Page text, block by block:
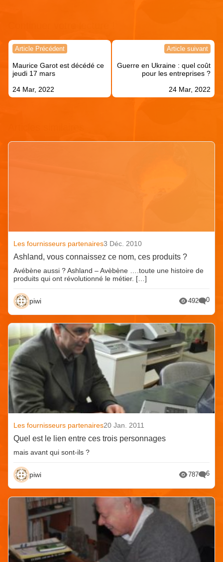
Navigation
l’article
Article Précédent
Maurice Garot est décédé ce
jeudi 17 mars
24 Mar, 2022
Article suivant
Guerre en Ukraine : quel coût
pour les entreprises ?
24 Mar, 2022
Les fournisseurs partenaires3 Déc. 2010
Ashland, vous connaissez ce nom, ces produits ?
Avébène aussi ? Ashland – Avèbène ….toute une histoire de
produits qui ont révolutionné le métier. […]
piwi 492 0
Les fournisseurs partenaires20 Jan. 2011
Quel est le lien entre ces trois personnages
mais avant qui sont-ils ?
piwi 787 6